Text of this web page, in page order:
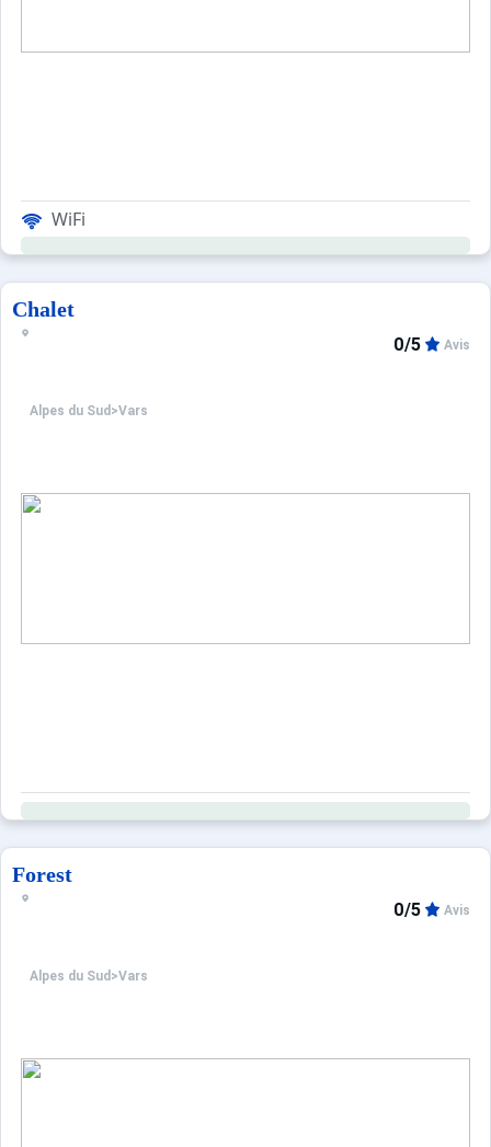
WiFi
Chalet
Alpes du Sud >Vars
0/5 Avis
Forest
Alpes du Sud >Vars
0/5 Avis